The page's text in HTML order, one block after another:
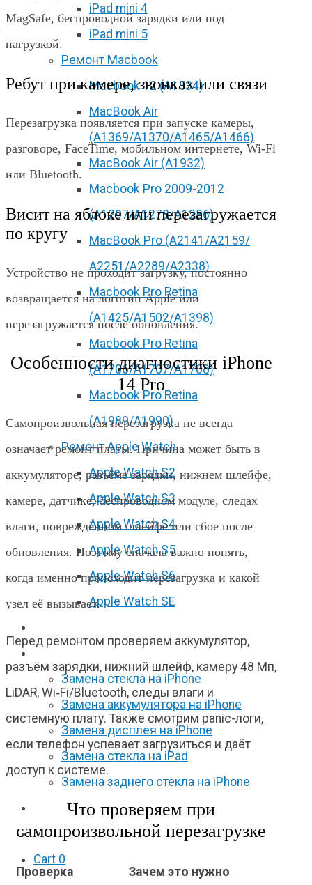
iPad mini 4
iPad mini 5
Ремонт Macbook
Macbook 12 (А1534)
MacBook Air
(A1369/A1370/A1465/A1466)
MacBook Air (A1932)
Macbook Pro 2009-2012
(A1297/A1278/A1286)
MacBook Pro (А2141/А2159/
А2251/A2289/A2338)
Macbook Pro Retina
(А1425/A1502/A1398)
Macbook Pro Retina
(А1706/A1707/A1708)
Macbook Pro Retina
(А1989/A1990)
Ремонт Apple Watch
Apple Watch S2
Apple Watch S3
Apple Watch S4
Apple Watch S5
Apple Watch S6
Apple Watch SE
Замена стекла на iPhone
Замена аккумулятора на iPhone
Замена дисплея на iPhone
Замена стекла на iPad
Замена заднего стекла на iPhone
Вакансии
F.A.Q
Cart 0
MagSafe, беспроводной зарядки или под
нагрузкой.
Ребут при камере, звонках или связи
Перезагрузка появляется при запуске камеры,
разговоре, FaceTime, мобильном интернете, Wi‑Fi
или Bluetooth.
Висит на яблоке или перезагружается
по кругу
Устройство не проходит загрузку, постоянно
возвращается на логотип Apple или
перезагружается после обновления.
Особенности диагностики iPhone
14 Pro
Самопроизвольная перезагрузка не всегда
означает ремонт платы. Причина может быть в
аккумуляторе, разъёме зарядки, нижнем шлейфе,
камере, датчике, беспроводном модуле, следах
влаги, повреждённом шлейфе или сбое после
обновления. Поэтому сначала важно понять,
когда именно происходит перезагрузка и какой
узел её вызывает.
Перед ремонтом проверяем аккумулятор,
разъём зарядки, нижний шлейф, камеру 48 Мп,
LiDAR, Wi‑Fi/Bluetooth, следы влаги и
системную плату. Также смотрим panic-логи,
если телефон успевает загрузиться и даёт
доступ к системе.
Что проверяем при
самопроизвольной перезагрузке
Проверка Зачем это нужно